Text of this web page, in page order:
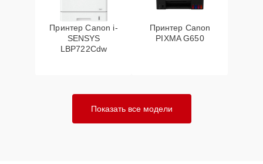
Принтер Canon i-
SENSYS
LBP722Cdw
Принтер Canon
PIXMA G650
Показать все модели